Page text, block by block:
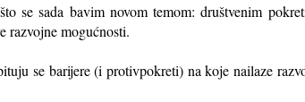
se sada bavim novom temom: društvenim
razvojne mogućnosti.
se barijere (i protivpokreti) na koje nailaze